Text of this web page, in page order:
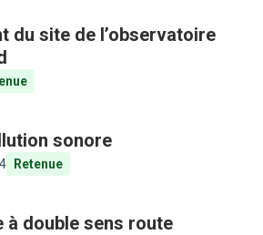
du site de l’observatoire
sonore
4 Retenue
à double sens route